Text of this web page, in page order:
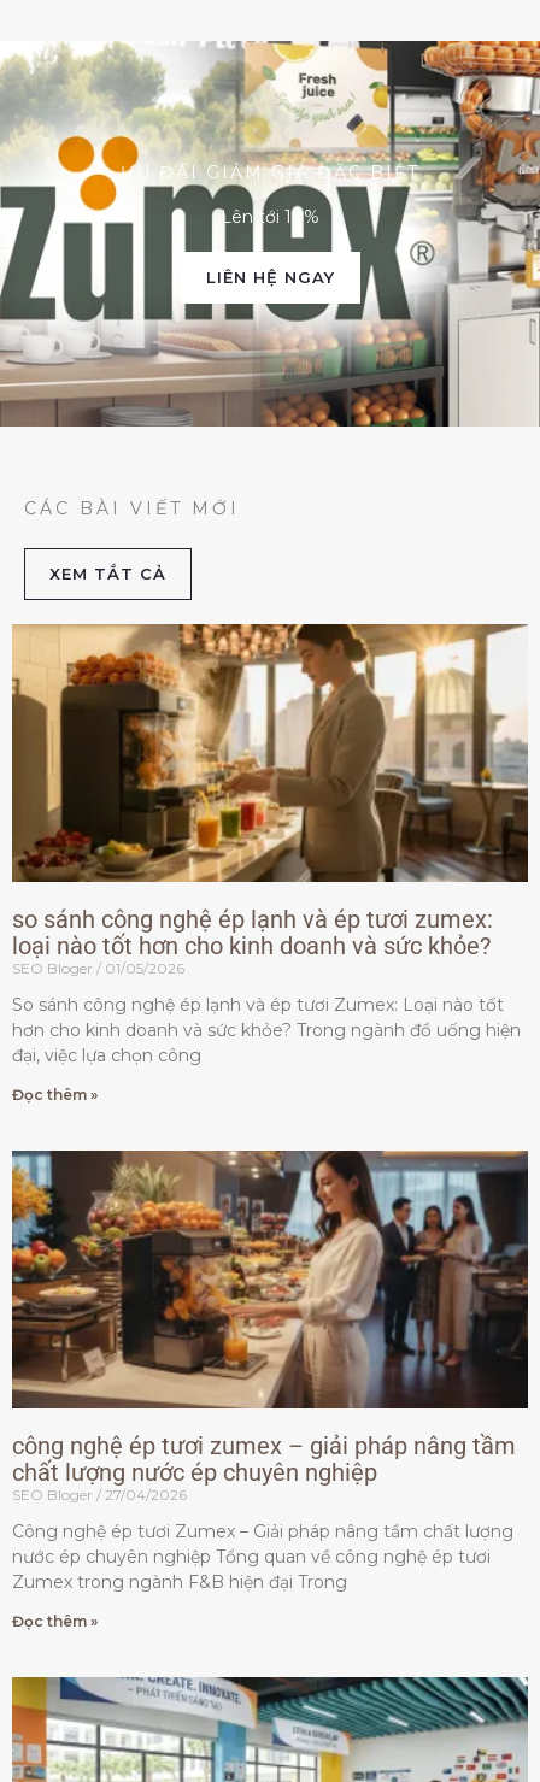
ƯU ĐÃI GIẢM GIÁ ĐẶC BIỆT
Lên tới 10%
LIÊN HỆ NGAY
CÁC BÀI VIẾT MỚI
XEM TẮT CẢ
so sánh công nghệ ép lạnh và ép tươi zumex:
loại nào tốt hơn cho kinh doanh và sức khỏe?
SEO Bloger 01/05/2026
So sánh công nghệ ép lạnh và ép tươi Zumex: Loại nào tốt
hơn cho kinh doanh và sức khỏe? Trong ngành đồ uống hiện
đại, việc lựa chọn công
Đọc thêm »
công nghệ ép tươi zumex – giải pháp nâng tầm
chất lượng nước ép chuyên nghiệp
SEO Bloger 27/04/2026
Công nghệ ép tươi Zumex – Giải pháp nâng tầm chất lượng
nước ép chuyên nghiệp Tổng quan về công nghệ ép tươi
Zumex trong ngành F&B hiện đại Trong
Đọc thêm »